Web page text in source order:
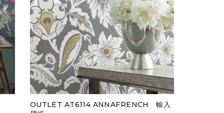
OUTLET AT6114 ANNAFRENCH 輸入